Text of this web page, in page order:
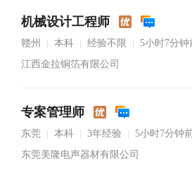
机械设计工程师
赣州 本科 经验不限
5小时7分钟
江西金拉铜箔有限公司
专案管理师
东莞 本科 3年经验
5小时7分钟
东莞美隆电声器材有限公司